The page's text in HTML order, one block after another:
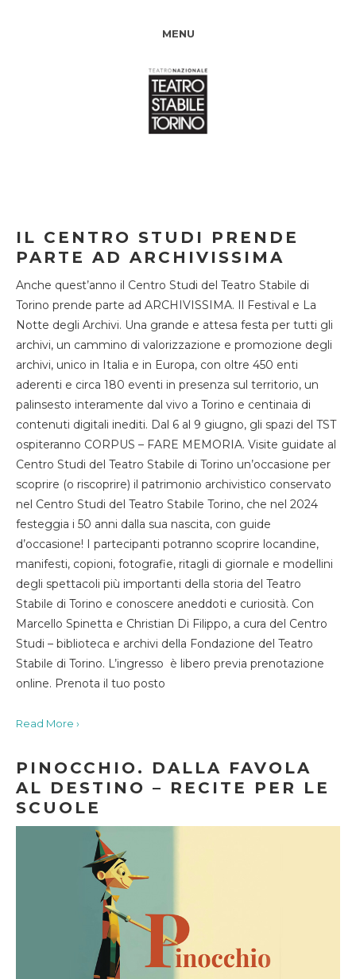
MENU
IL CENTRO STUDI PRENDE
PARTE AD ARCHIVISSIMA
Anche quest’anno il Centro Studi del Teatro Stabile di
Torino prende parte ad ARCHIVISSIMA. Il Festival e La
Notte degli Archivi. Una grande e attesa festa per tutti gli
archivi, un cammino di valorizzazione e promozione degli
archivi, unico in Italia e in Europa, con oltre 450 enti
aderenti e circa 180 eventi in presenza sul territorio, un
palinsesto interamente dal vivo a Torino e centinaia di
contenuti digitali inediti. Dal 6 al 9 giugno, gli spazi del TST
ospiteranno CORPUS – FARE MEMORIA. Visite guidate al
Centro Studi del Teatro Stabile di Torino un’occasione per
scoprire (o riscoprire) il patrimonio archivistico conservato
nel Centro Studi del Teatro Stabile Torino, che nel 2024
festeggia i 50 anni dalla sua nascita, con guide
d’occasione! I partecipanti potranno scoprire locandine,
manifesti, copioni, fotografie, ritagli di giornale e modellini
degli spettacoli più importanti della storia del Teatro
Stabile di Torino e conoscere aneddoti e curiosità. Con
Marcello Spinetta e Christian Di Filippo, a cura del Centro
Studi – biblioteca e archivi della Fondazione del Teatro
Stabile di Torino. L’ingresso è libero previa prenotazione
online. Prenota il tuo posto
Read More ›
PINOCCHIO. DALLA FAVOLA
AL DESTINO – RECITE PER LE
SCUOLE